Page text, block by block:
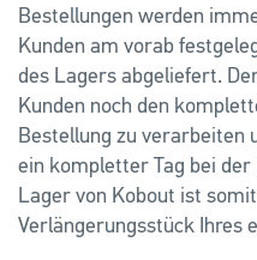
Bestellungen werden
Kunden am vorab
des Lagers abgeliefert.
Kunden noch den
Bestellung zu verarbeiten
ein kompletter Tag bei
Lager von Kobout ist
Verlängerungsstück Ihres